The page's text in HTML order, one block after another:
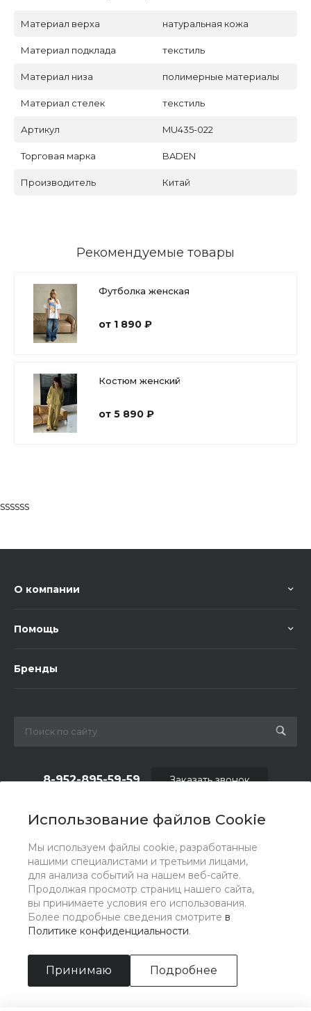
Использование файлов Cookie
Мы используем файлы cookie, разработанные
нашими специалистами и третьими лицами,
для анализа событий на нашем веб-сайте.
Продолжая просмотр страниц нашего сайта,
вы принимаете условия его использования.
Более подробные сведения смотрите в
Политике конфиденциальности.
Принимаю Подробнее
Материал верха натуральная кожа
Материал подклада текстиль
Материал низа полимерные материалы
Материал стелек текстиль
Артикул MU435-022
Торговая марка BADEN
Производитель Китай
Рекомендуемые товары
Футболка женская
от 1 890 ₽
Костюм женский
от 5 890 ₽
ssssss
О компании
Помощь
Бренды
shop.fas@list.ru
8-952-895-59-59
oas_reklama@list.ru
Заказать звонок